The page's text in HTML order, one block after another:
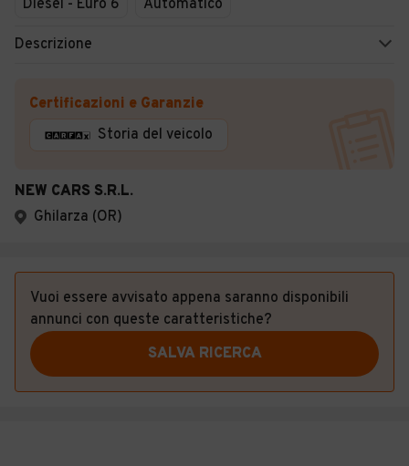
Diesel - Euro 6
Automatico
Descrizione
Certificazioni e Garanzie
Storia del veicolo
NEW CARS S.R.L.
Ghilarza (OR)
Vuoi essere avvisato appena saranno disponibili
annunci con queste caratteristiche?
SALVA RICERCA